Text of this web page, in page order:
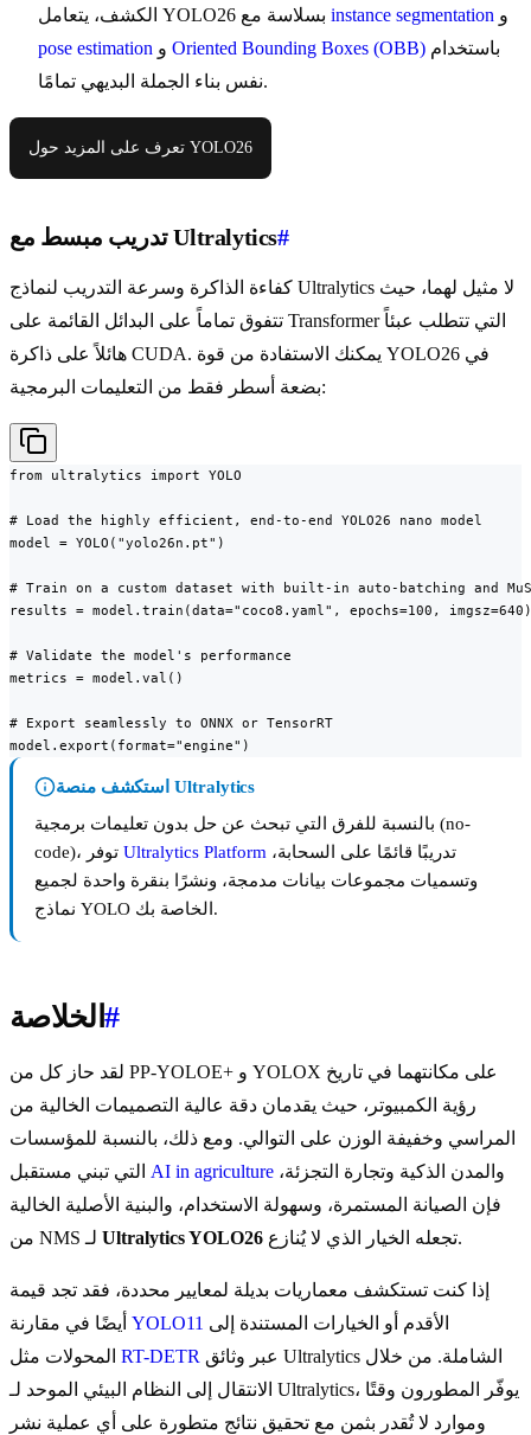
instance segmentation و
pose estimation
Oriented Bounding Boxes (OBB)
نفس بناء الجملة البديهي تمامًا.
تعرف على المزيد حول YOLO26
تدريب مبسط مع Ultralytics#
كفاءة الذاكرة وسرعة التدريب لنماذج Ultralytics لا مثيل لهما، حيث
تتفوق تماماً على البدائل القائمة على Transformer التي تتطلب عبئاً
هائلاً على ذاكرة CUDA. يمكنك الاستفادة من قوة YOLO26 في
بضعة أسطر فقط من التعليمات البرمجية:
from ultralytics import YOLO
# Load the highly efficient, end-to-end YOLO26 nano model
model = YOLO("yolo26n.pt")
# Train on a custom dataset with built-in auto-batching and
results = model.train(data="coco8.yaml", epochs=100, imgsz=640)
# Validate the model's performance
metrics = model.val()
# Export seamlessly to ONNX or TensorRT
model.export(format="engine")
استكشف منصة Ultralytics
بالنسبة للفرق التي تبحث عن حل بدون تعليمات برمجية (no-
Ultralytics Platform
وتسميات مجموعات بيانات مدمجة، ونشرًا بنقرة واحدة لجميع
نماذج YOLO الخاصة بك.
الخلاصة#
لقد حاز كل من PP-YOLOE+ و YOLOX على مكانتهما في تاريخ
رؤية الكمبيوتر، حيث يقدمان دقة عالية التصميمات الخالية من
المراسي وخفيفة الوزن على التوالي. ومع ذلك، بالنسبة للمؤسسات
AI in agriculture
فإن الصيانة المستمرة، وسهولة الاستخدام، والبنية الأصلية الخالية
Ultralytics YOLO26 تجعله الخيار الذي لا يُنازع.
إذا كنت تستكشف معماريات بديلة لمعايير محددة، فقد تجد قيمة
YOLO11
RT-DETR
الانتقال إلى النظام البيئي الموحد لـ Ultralytics، يوفّر المطورون وقتًا
وموارد لا تُقدر بثمن مع تحقيق نتائج متطورة على أي عملية نشر